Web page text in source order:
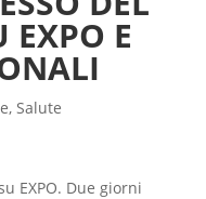
EXPO E
, Salute
EXPO. Due giorni